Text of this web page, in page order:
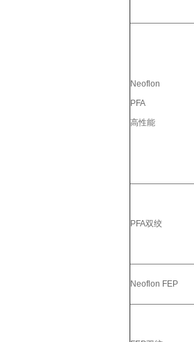
Neoflon
PFA
高性能
PFA双绞
Neoflon FEP